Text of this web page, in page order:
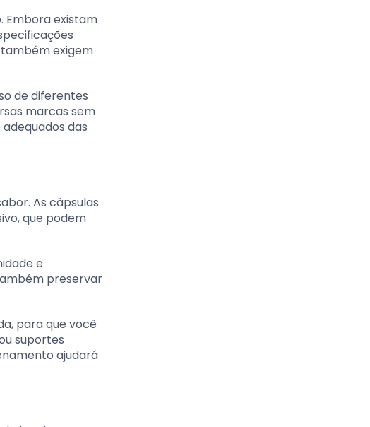
Embora existam
exigem
de diferentes
marcas sem
das
As cápsulas
que podem
e
preservar
para que você
suportes
ajudará